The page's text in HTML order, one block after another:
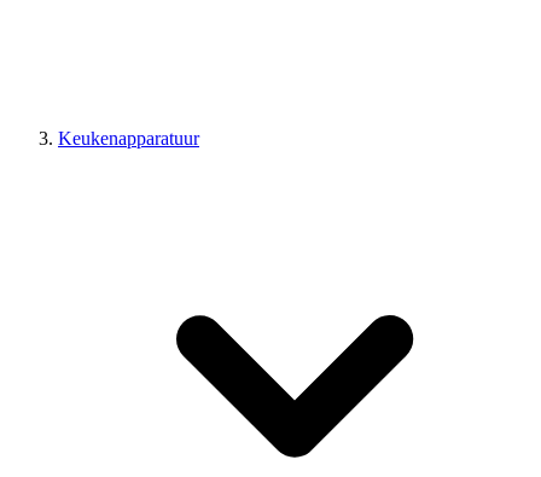
Keukenapparatuur